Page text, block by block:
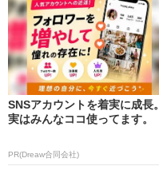
SNSアカウントを着実に成長。
実はみんなココ使ってます。
PR(Dreaw合同会社)